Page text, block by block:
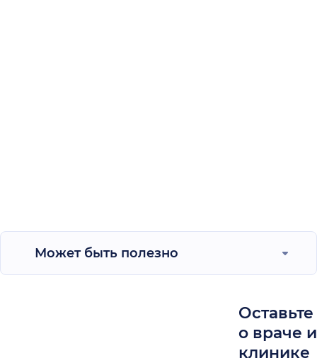
Может быть полезно
о враче
клинике